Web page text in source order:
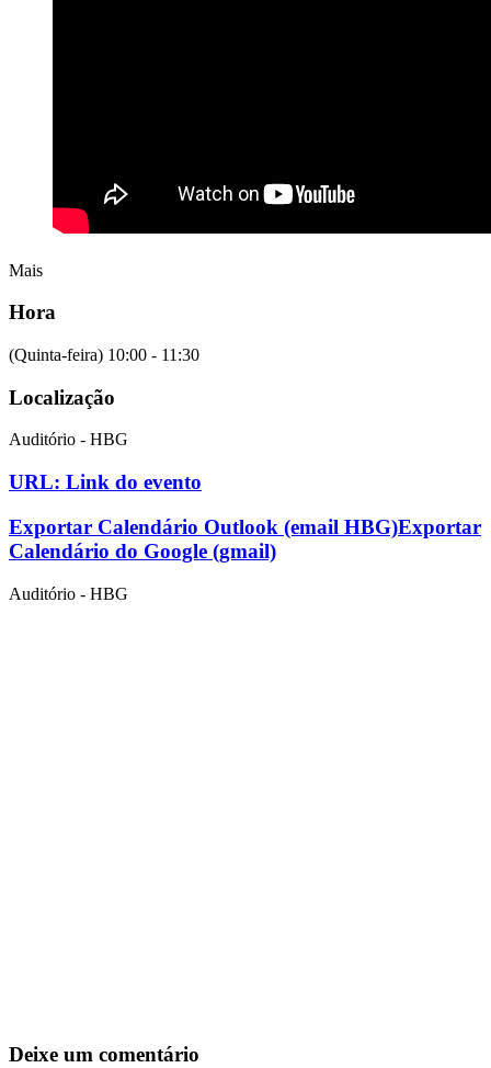
Mais
Hora
(Quinta-feira) 10:00 - 11:30
Localização
Auditório - HBG
URL: Link do evento
Exportar Calendário Outlook (email HBG)Exportar
Calendário do Google (gmail)
Auditório - HBG
Deixe um comentário